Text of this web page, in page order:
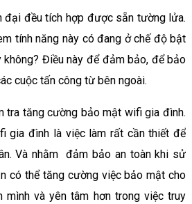
đại đều tích hợp được sẵn tường lửa.
tính năng này có đang ở chế độ bật
không? Điều này để đảm bảo, để bảo
cuộc tấn công từ bên ngoài.
tra tăng cường bảo mật wifi gia đình.
gia đình là việc làm rất cần thiết để
Và nhằm đảm bảo an toàn khi sử
có thể tăng cường việc bảo mật cho
mình và yên tâm hơn trong việc truy